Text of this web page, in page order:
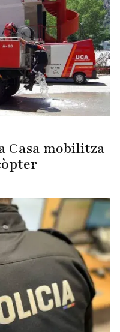
Casa mobilitza